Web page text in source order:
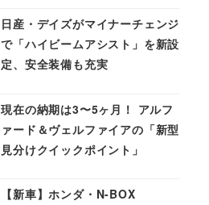
日産・デイズがマイナーチェンジ
で「ハイビームアシスト」を新設
定、安全装備も充実
現在の納期は3〜5ヶ月！ アルフ
ァード＆ヴェルファイアの「新型
見分けクイックポイント」
【新車】ホンダ・N-BOX